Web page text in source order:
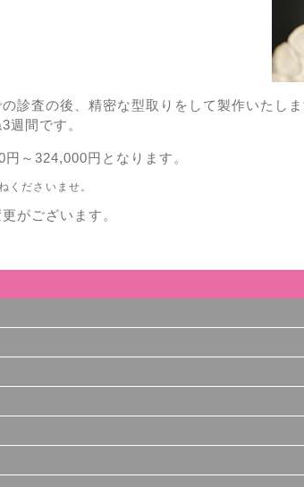
診査の後、精密な型取りをして製作いたしま
週間です。
～324,000円となります。
くださいませ。
がございます。